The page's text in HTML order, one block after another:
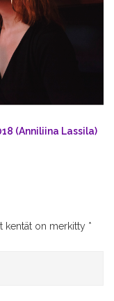
(Anniliina Lassila)
kentät on merkitty *